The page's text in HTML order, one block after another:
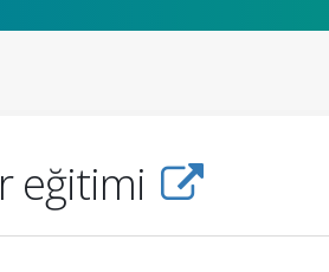
eğitimi